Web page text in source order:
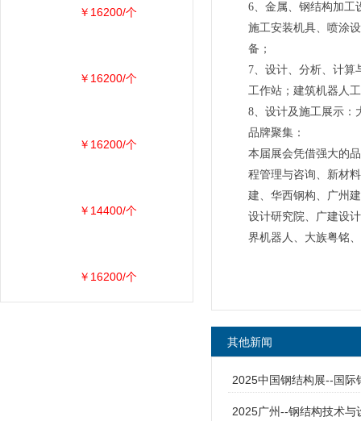
6、金属、钢结构加工
施工安装机具、喷涂
备；
7、设计、分析、计算
工作站；建筑机器人
8、设计及施工展示：
品牌聚集：
本届展会凭借强大的
程管理与咨询、新材
建、华西钢构、广州
设计研究院、广建设
界机器人、大族粤铭、
其他新闻
2025中国钢结构展--国际
2025广州--钢结构技术与
￥16200/个
￥16200/个
￥16200/个
￥14400/个
￥16200/个